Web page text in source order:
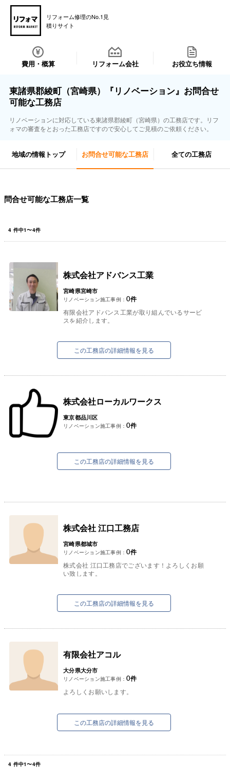
リフォーム修理のNo.1見
積りサイト
費用・概算 リフォーム会社 お役立ち情報
東諸県郡綾町（宮崎県）『リノベーション』お問合せ
可能な工務店
リノベーションに対応している東諸県郡綾町（宮崎県）の工務店です。リフ
ォマの審査をとおった工務店ですので安心してご見積のご依頼ください。
地域の情報トップ お問合せ可能な工務店 全ての工務店
問合せ可能な工務店一覧
4 件中1〜4件
株式会社アドバンス工業
宮崎県宮崎市
リノベーション施工事例： 0件
有限会社アドバンス工業が取り組んでいるサービ
スを紹介します。
の希望の商材をご提案できる...
この工務店の詳細情報を見る
株式会社ローカルワークス
東京都品川区
リノベーション施工事例： 0件
この工務店の詳細情報を見る
株式会社 江口工務店
宮崎県都城市
リノベーション施工事例： 0件
株式会社 江口工務店でございます！よろしくお願
い致します。
この工務店の詳細情報を見る
有限会社アコル
大分県大分市
リノベーション施工事例： 0件
よろしくお願いします。
この工務店の詳細情報を見る
4 件中1〜4件